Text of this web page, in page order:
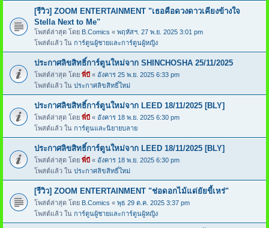
[รีวิว] ZOOM ENTERTAINMENT "เธอคือดวงดาวเคียงข้างใจ
Stella Next to Me"
โพสต์ล่าสุด โดย B.Comics « พฤหัสฯ. 27 พ.ย. 2025 3:01 pm
โพสต์แล้ว ใน การ์ตูนผู้ชายและการ์ตูนผู้หญิง
ประกาศลิขสิทธิ์การ์ตูนใหม่จาก SHINCHOSHA 25/11/2025
โพสต์ล่าสุด โดย พี่บี « อังคาร 25 พ.ย. 2025 6:33 pm
โพสต์แล้ว ใน ประกาศลิขสิทธิ์ใหม่
ประกาศลิขสิทธิ์การ์ตูนใหม่จาก LEED 18/11/2025 [BLY]
โพสต์ล่าสุด โดย พี่บี « อังคาร 18 พ.ย. 2025 6:30 pm
โพสต์แล้ว ใน การ์ตูนและนิยายบลาย
ประกาศลิขสิทธิ์การ์ตูนใหม่จาก LEED 18/11/2025 [BLY]
โพสต์ล่าสุด โดย พี่บี « อังคาร 18 พ.ย. 2025 6:30 pm
โพสต์แล้ว ใน ประกาศลิขสิทธิ์ใหม่
[รีวิว] ZOOM ENTERTAINMENT "ช่อดอกไม้แด่ยัยขี้เหร่"
โพสต์ล่าสุด โดย B.Comics « พุธ 29 ต.ค. 2025 3:37 pm
โพสต์แล้ว ใน การ์ตูนผู้ชายและการ์ตูนผู้หญิง